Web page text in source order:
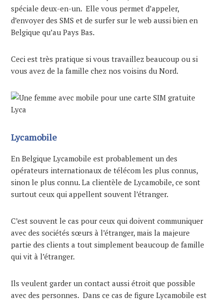
spéciale deux-en-un. Elle vous permet d’appeler,
d’envoyer des SMS et de surfer sur le web aussi bien en
Belgique qu’au Pays Bas.
Ceci est très pratique si vous travaillez beaucoup ou si
vous avez de la famille chez nos voisins du Nord.
Lycamobile
En Belgique Lycamobile est probablement un des
opérateurs internationaux de télécom les plus connus,
sinon le plus connu. La clientèle de Lycamobile, ce sont
surtout ceux qui appellent souvent l’étranger.
C’est souvent le cas pour ceux qui doivent communiquer
avec des sociétés sœurs à l’étranger, mais la majeure
partie des clients a tout simplement beaucoup de famille
qui vit à l’étranger.
Ils veulent garder un contact aussi étroit que possible
avec des personnes. Dans ce cas de figure Lycamobile est